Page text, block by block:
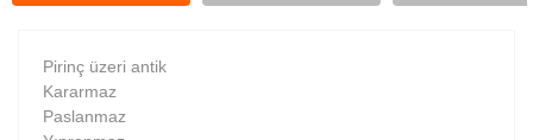
Pirinç üzeri antik
Kararmaz
Paslanmaz